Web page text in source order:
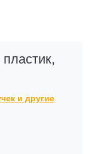
и другие